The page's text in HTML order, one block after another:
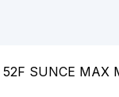
SUNCE MAX